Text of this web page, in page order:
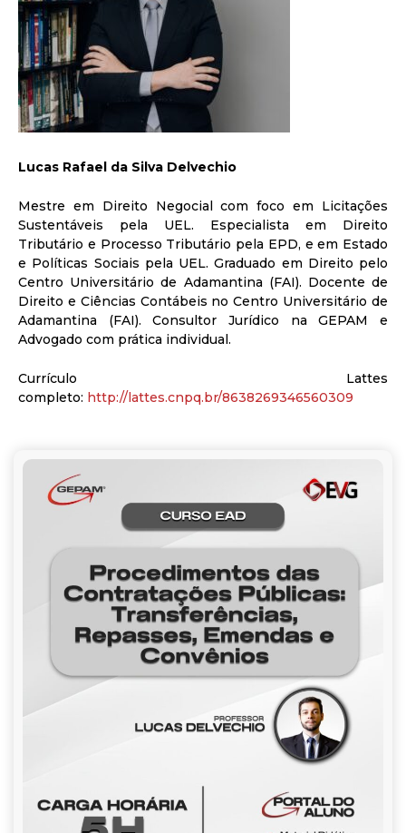
Lucas Rafael da Silva Delvechio
Mestre em Direito Negocial com foco em Licitações
Sustentáveis pela UEL. Especialista em Direito
Tributário e Processo Tributário pela EPD, e em Estado
e Políticas Sociais pela UEL. Graduado em Direito pelo
Centro Universitário de Adamantina (FAI). Docente de
Direito e Ciências Contábeis no Centro Universitário de
Adamantina (FAI). Consultor Jurídico na GEPAM e
Advogado com prática individual.
Currículo Lattes
completo: http://lattes.cnpq.br/8638269346560309